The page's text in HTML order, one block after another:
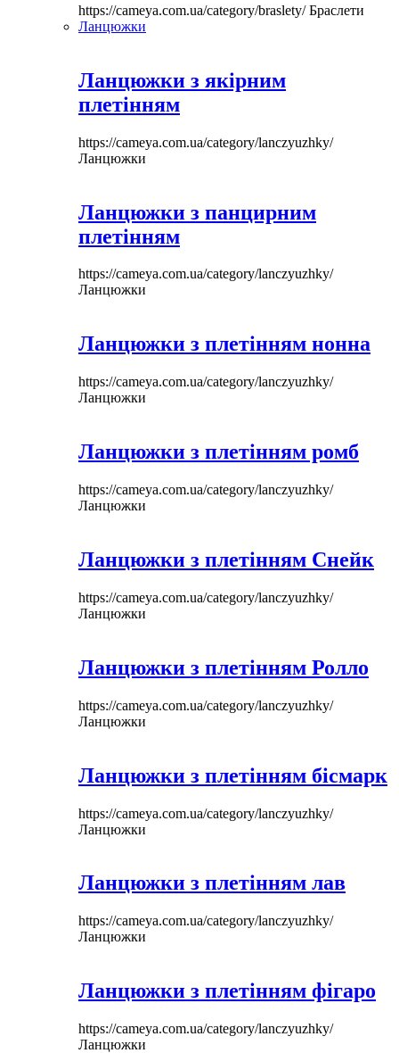
https://cameya.com.ua/category/braslety/Браслети
Ланцюжки
Ланцюжки з якірним
плетінням
https://cameya.com.ua/category/lanczyuzhky/
Ланцюжки
Ланцюжки з панцирним
плетінням
https://cameya.com.ua/category/lanczyuzhky/
Ланцюжки
Ланцюжки з плетінням нонна
https://cameya.com.ua/category/lanczyuzhky/
Ланцюжки
Ланцюжки з плетінням ромб
https://cameya.com.ua/category/lanczyuzhky/
Ланцюжки
Ланцюжки з плетінням Снейк
https://cameya.com.ua/category/lanczyuzhky/
Ланцюжки
Ланцюжки з плетінням Ролло
https://cameya.com.ua/category/lanczyuzhky/
Ланцюжки
Ланцюжки з плетінням бісмарк
https://cameya.com.ua/category/lanczyuzhky/
Ланцюжки
Ланцюжки з плетінням лав
https://cameya.com.ua/category/lanczyuzhky/
Ланцюжки
Ланцюжки з плетінням фігаро
https://cameya.com.ua/category/lanczyuzhky/
Ланцюжки